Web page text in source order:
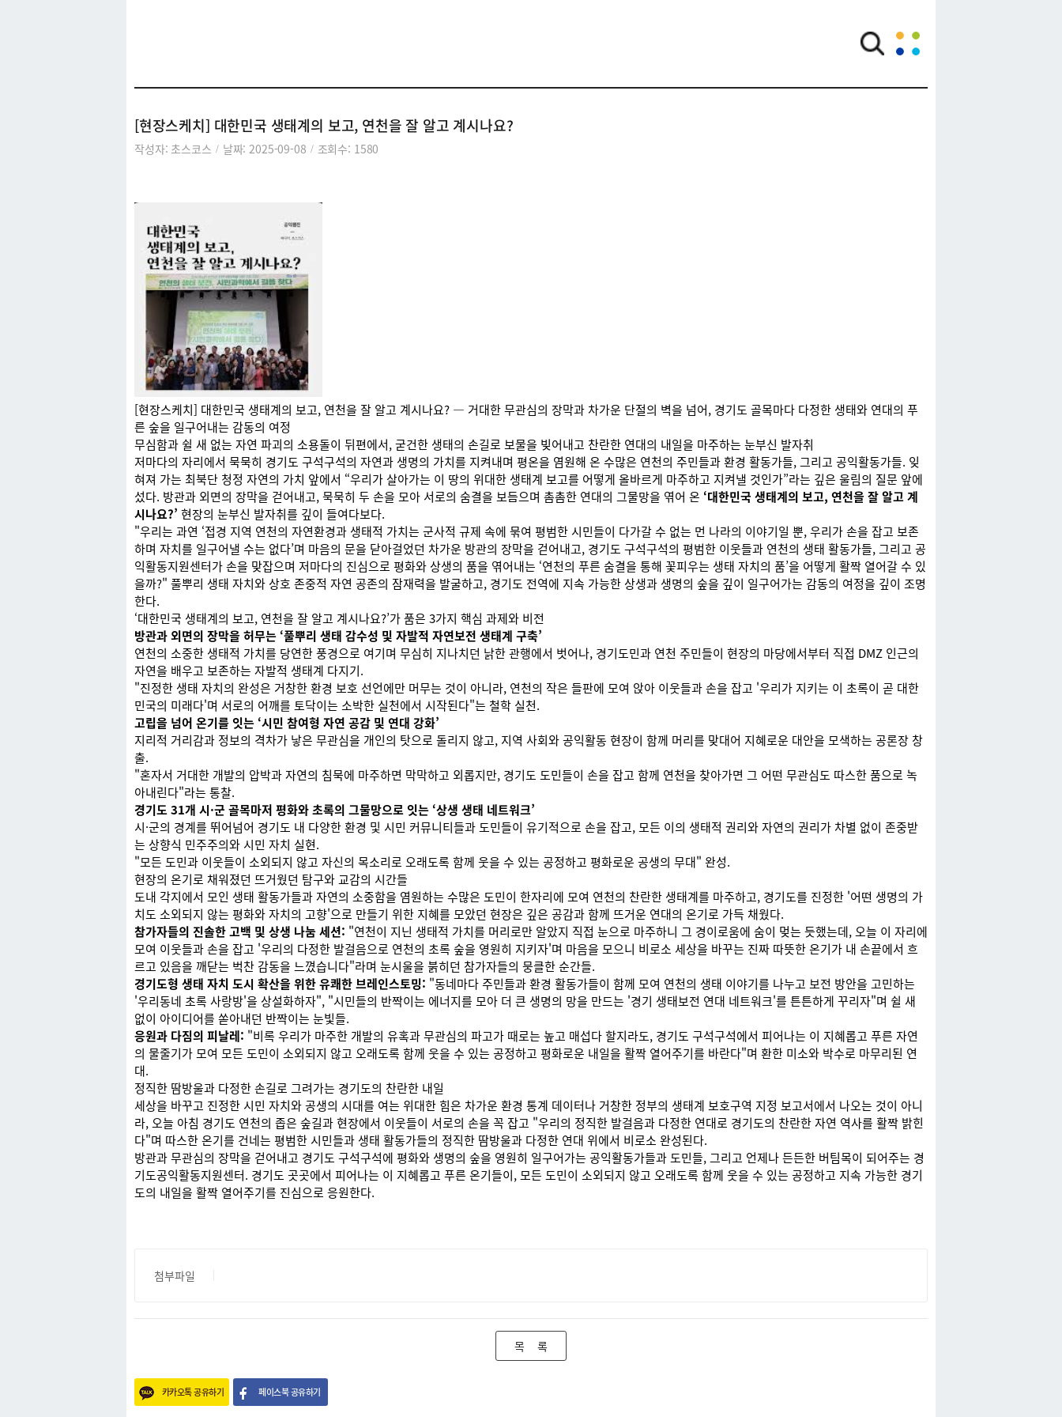
[현장스케치] 대한민국 생태계의 보고, 연천을 잘 알고 계시나요?
작성자: 초스코스 / 날짜: 2025-09-08 / 조회수: 1580
[현장스케치] 대한민국 생태계의 보고, 연천을 잘 알고 계시나요? — 거대한 무관심의 장막과 차가운 단절의 벽을 넘어, 경기도 골목마다 다정한 생태와 연대의 푸
른 숲을 일구어내는 감동의 여정
무심함과 쉴 새 없는 자연 파괴의 소용돌이 뒤편에서, 굳건한 생태의 손길로 보물을 빚어내고 찬란한 연대의 내일을 마주하는 눈부신 발자취
저마다의 자리에서 묵묵히 경기도 구석구석의 자연과 생명의 가치를 지켜내며 평온을 염원해 온 수많은 연천의 주민들과 환경 활동가들, 그리고 공익활동가들. 잊
혀져 가는 최북단 청정 자연의 가치 앞에서 “우리가 살아가는 이 땅의 위대한 생태계 보고를 어떻게 올바르게 마주하고 지켜낼 것인가”라는 깊은 울림의 질문 앞에
섰다. 방관과 외면의 장막을 걷어내고, 묵묵히 두 손을 모아 서로의 숨결을 보듬으며 촘촘한 연대의 그물망을 엮어 온 ‘대한민국 생태계의 보고, 연천을 잘 알고 계
시나요?’ 현장의 눈부신 발자취를 깊이 들여다보다.
"우리는 과연 ‘접경 지역 연천의 자연환경과 생태적 가치는 군사적 규제 속에 묶여 평범한 시민들이 다가갈 수 없는 먼 나라의 이야기일 뿐, 우리가 손을 잡고 보존
하며 자치를 일구어낼 수는 없다’며 마음의 문을 닫아걸었던 차가운 방관의 장막을 걷어내고, 경기도 구석구석의 평범한 이웃들과 연천의 생태 활동가들, 그리고 공
익활동지원센터가 손을 맞잡으며 저마다의 진심으로 평화와 상생의 품을 엮어내는 ‘연천의 푸른 숨결을 통해 꽃피우는 생태 자치의 품’을 어떻게 활짝 열어갈 수 있
을까?" 풀뿌리 생태 자치와 상호 존중적 자연 공존의 잠재력을 발굴하고, 경기도 전역에 지속 가능한 상생과 생명의 숲을 깊이 일구어가는 감동의 여정을 깊이 조명
한다.
‘대한민국 생태계의 보고, 연천을 잘 알고 계시나요?’가 품은 3가지 핵심 과제와 비전
방관과 외면의 장막을 허무는 ‘풀뿌리 생태 감수성 및 자발적 자연보전 생태계 구축’
연천의 소중한 생태적 가치를 당연한 풍경으로 여기며 무심히 지나치던 낡한 관행에서 벗어나, 경기도민과 연천 주민들이 현장의 마당에서부터 직접 DMZ 인근의
자연을 배우고 보존하는 자발적 생태계 다지기.
"진정한 생태 자치의 완성은 거창한 환경 보호 선언에만 머무는 것이 아니라, 연천의 작은 들판에 모여 앉아 이웃들과 손을 잡고 '우리가 지키는 이 초록이 곧 대한
민국의 미래다'며 서로의 어깨를 토닥이는 소박한 실천에서 시작된다"는 철학 실천.
고립을 넘어 온기를 잇는 ‘시민 참여형 자연 공감 및 연대 강화’
지리적 거리감과 정보의 격차가 낳은 무관심을 개인의 탓으로 돌리지 않고, 지역 사회와 공익활동 현장이 함께 머리를 맞대어 지혜로운 대안을 모색하는 공론장 창
출.
"혼자서 거대한 개발의 압박과 자연의 침묵에 마주하면 막막하고 외롭지만, 경기도 도민들이 손을 잡고 함께 연천을 찾아가면 그 어떤 무관심도 따스한 품으로 녹
아내린다"라는 통찰.
경기도 31개 시·군 골목마저 평화와 초록의 그물망으로 잇는 ‘상생 생태 네트워크’
시·군의 경계를 뛰어넘어 경기도 내 다양한 환경 및 시민 커뮤니티들과 도민들이 유기적으로 손을 잡고, 모든 이의 생태적 권리와 자연의 권리가 차별 없이 존중받
는 상향식 민주주의와 시민 자치 실현.
"모든 도민과 이웃들이 소외되지 않고 자신의 목소리로 오래도록 함께 웃을 수 있는 공정하고 평화로운 공생의 무대" 완성.
현장의 온기로 채워졌던 뜨거웠던 탐구와 교감의 시간들
도내 각지에서 모인 생태 활동가들과 자연의 소중함을 염원하는 수많은 도민이 한자리에 모여 연천의 찬란한 생태계를 마주하고, 경기도를 진정한 '어떤 생명의 가
치도 소외되지 않는 평화와 자치의 고향'으로 만들기 위한 지혜를 모았던 현장은 깊은 공감과 함께 뜨거운 연대의 온기로 가득 채웠다.
참가자들의 진솔한 고백 및 상생 나눔 세션: "연천이 지닌 생태적 가치를 머리로만 알았지 직접 눈으로 마주하니 그 경이로움에 숨이 멎는 듯했는데, 오늘 이 자리에
모여 이웃들과 손을 잡고 '우리의 다정한 발걸음으로 연천의 초록 숲을 영원히 지키자'며 마음을 모으니 비로소 세상을 바꾸는 진짜 따뜻한 온기가 내 손끝에서 흐
르고 있음을 깨닫는 벅찬 감동을 느꼈습니다"라며 눈시울을 붉히던 참가자들의 뭉클한 순간들.
경기도형 생태 자치 도시 확산을 위한 유쾌한 브레인스토밍: "동네마다 주민들과 환경 활동가들이 함께 모여 연천의 생태 이야기를 나누고 보전 방안을 고민하는
'우리동네 초록 사랑방'을 상설화하자", "시민들의 반짝이는 에너지를 모아 더 큰 생명의 망을 만드는 '경기 생태보전 연대 네트워크'를 튼튼하게 꾸리자"며 쉴 새
없이 아이디어를 쏟아내던 반짝이는 눈빛들.
응원과 다짐의 피날레: "비록 우리가 마주한 개발의 유혹과 무관심의 파고가 때로는 높고 매섭다 할지라도, 경기도 구석구석에서 피어나는 이 지혜롭고 푸른 자연
의 물줄기가 모여 모든 도민이 소외되지 않고 오래도록 함께 웃을 수 있는 공정하고 평화로운 내일을 활짝 열어주기를 바란다"며 환한 미소와 박수로 마무리된 연
대.
정직한 땀방울과 다정한 손길로 그려가는 경기도의 찬란한 내일
세상을 바꾸고 진정한 시민 자치와 공생의 시대를 여는 위대한 힘은 차가운 환경 통계 데이터나 거창한 정부의 생태계 보호구역 지정 보고서에서 나오는 것이 아니
라, 오늘 아침 경기도 연천의 좁은 숲길과 현장에서 이웃들이 서로의 손을 꼭 잡고 "우리의 정직한 발걸음과 다정한 연대로 경기도의 찬란한 자연 역사를 활짝 밝힌
다"며 따스한 온기를 건네는 평범한 시민들과 생태 활동가들의 정직한 땀방울과 다정한 연대 위에서 비로소 완성된다.
방관과 무관심의 장막을 걷어내고 경기도 구석구석에 평화와 생명의 숲을 영원히 일구어가는 공익활동가들과 도민들, 그리고 언제나 든든한 버팀목이 되어주는 경
기도공익활동지원센터. 경기도 곳곳에서 피어나는 이 지혜롭고 푸른 온기들이, 모든 도민이 소외되지 않고 오래도록 함께 웃을 수 있는 공정하고 지속 가능한 경기
도의 내일을 활짝 열어주기를 진심으로 응원한다.
첨부파일
카카오톡 공유하기 페이스북 공유하기
목 록